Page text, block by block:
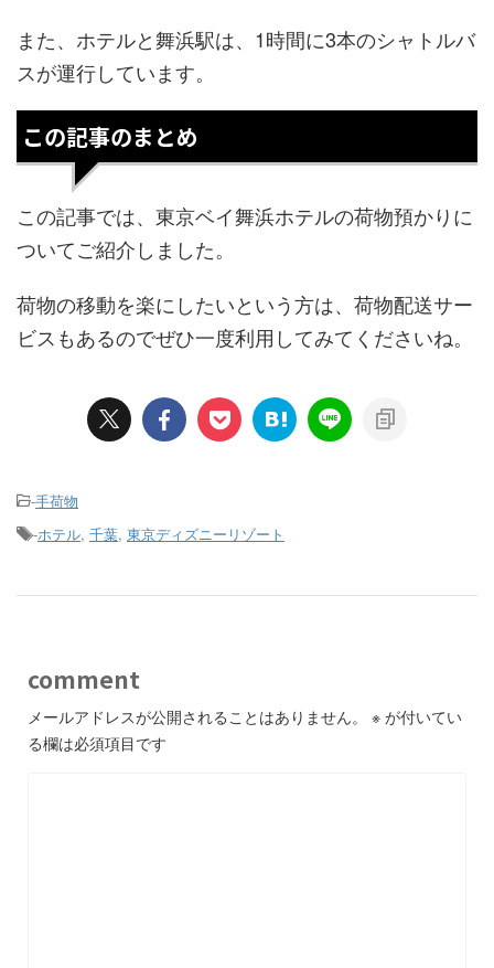
また、ホテルと舞浜駅は、1時間に3本のシャトルバ
スが運行しています。
この記事のまとめ
この記事では、東京ベイ舞浜ホテルの荷物預かりに
ついてご紹介しました。
荷物の移動を楽にしたいという方は、荷物配送サー
ビスもあるのでぜひ一度利用してみてくださいね。
-手荷物
-ホテル, 千葉, 東京ディズニーリゾート
comment
メールアドレスが公開されることはありません。 ※ が付いてい
る欄は必須項目です